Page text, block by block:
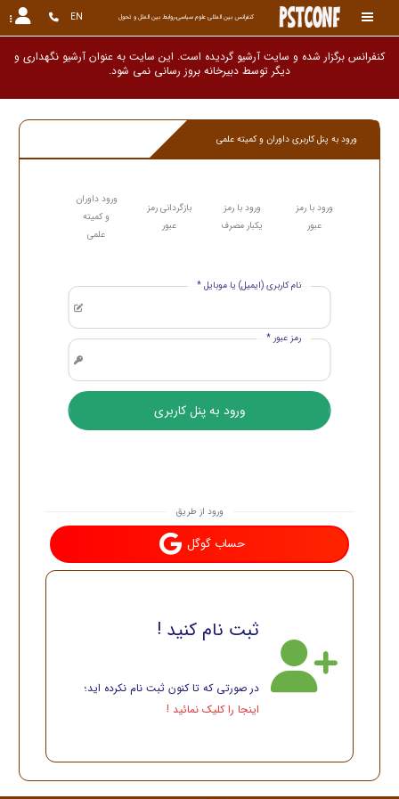
کنفرانس بین المللی علوم سیاسی،روابط بین الملل و تحول EN
کنفرانس برگزار شده و سایت آرشیو گردیده است. این سایت به عنوان آرشیو نگهداری و
دیگر توسط دبیرخانه بروز رسانی نمی شود.
ورود به پنل کاربری داوران و کمیته علمی
ورود با رمز
عبور
ورود با رمز
یکبار مصرف
بازگردانی رمز
عبور
ورود داوران
و کمیته
علمی
نام کاربری (ایمیل) یا موبایل *
رمز عبور *
ورود از طریق
حساب گوگل
ثبت نام کنید !
در صورتی که تا کنون ثبت نام نکرده اید؛
اینجا را کلیک نمائید !